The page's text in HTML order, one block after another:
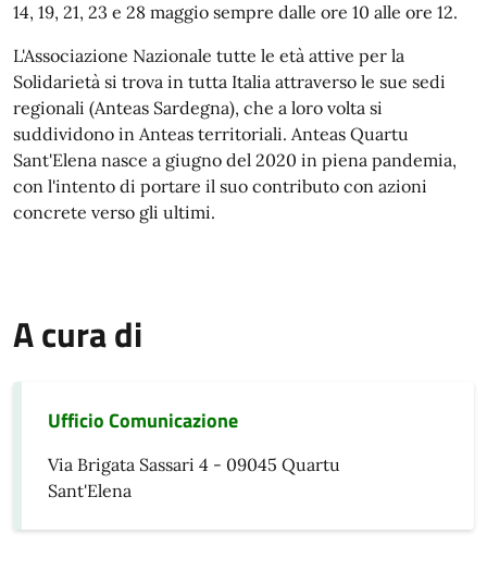
14, 19, 21, 23 e 28 maggio sempre dalle ore 10 alle ore 12.
L'Associazione Nazionale tutte le età attive per la
Solidarietà si trova in tutta Italia attraverso le sue sedi
regionali (Anteas Sardegna), che a loro volta si
suddividono in Anteas territoriali. Anteas Quartu
Sant'Elena nasce a giugno del 2020 in piena pandemia,
con l'intento di portare il suo contributo con azioni
concrete verso gli ultimi.
A cura di
Ufficio Comunicazione
Via Brigata Sassari 4 - 09045 Quartu
Sant'Elena